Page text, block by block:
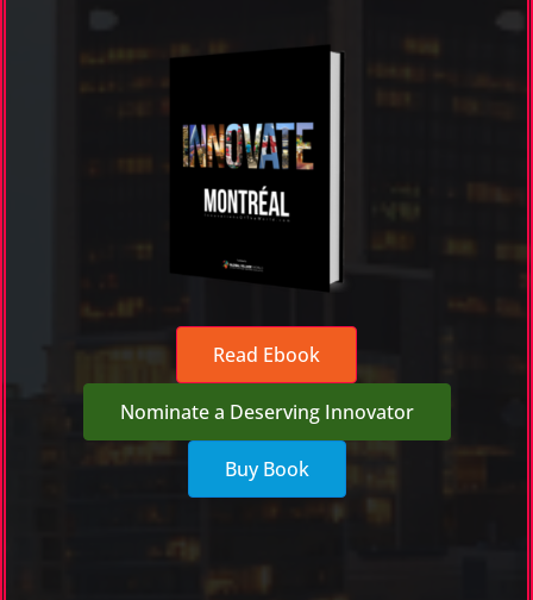
Read Ebook
Nominate a Deserving Innovator
Buy Book